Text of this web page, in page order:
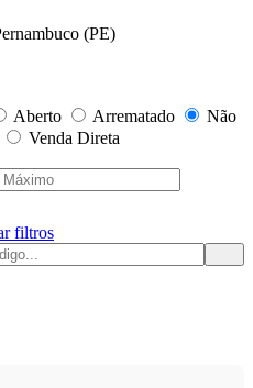
(PE)
Aberto Arrematado
Não
Venda Direta
filtros